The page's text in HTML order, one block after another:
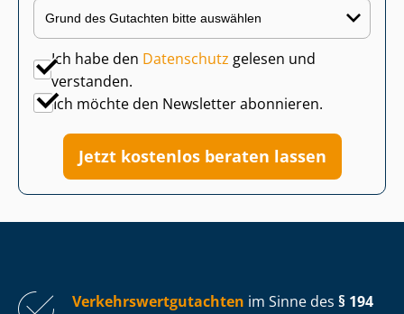
Ich habe den Datenschutz gelesen und
verstanden.
Ich möchte den Newsletter abonnieren.
Jetzt kostenlos beraten lassen
Ver­kehrs­wert­gut­ach­ten im Sinne des § 194